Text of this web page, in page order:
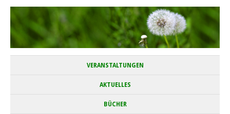
VERANSTALTUNGEN
AKTUELLES
BÜCHER